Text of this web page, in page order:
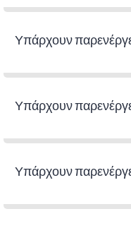
Υπάρχουν
Υπάρχουν
Υπάρχουν